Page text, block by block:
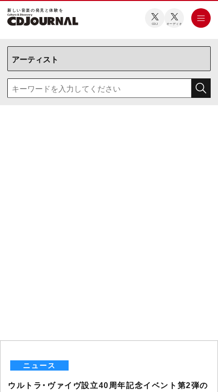
新しい⾳楽の発⾒と体験を
CDJ オーディオ
ニュース
ウルトラ・ヴァイヴ設立40周年記念イベント第2弾の